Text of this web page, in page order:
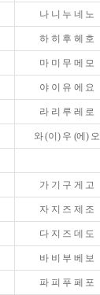
나 니 누 네 노
하 히 후 헤 호
마 미 무 메 모
야 이 유 에 요
라 리 루 레 로
와 (이) 우 (에) 오
가 기 구 게 고
자 지 즈 제 조
다 지 즈 데 도
바 비 부 베 보
파 피 푸 페 포